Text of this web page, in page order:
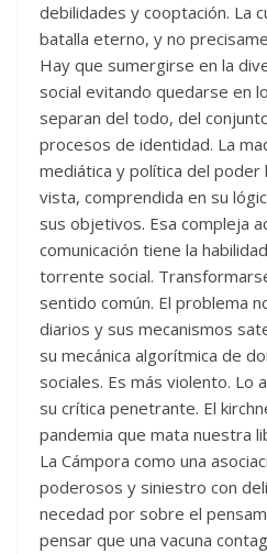
debilidades y cooptación. La
batalla eterno, y no
Hay que sumergirse en la
social evitando quedarse en
separan del todo, del
procesos de identidad. La
mediática y política del
vista, comprendida en su
sus objetivos. Esa compleja
comunicación tiene la
torrente social.
sentido común. El problema
diarios y sus mecanismos
su mecánica algorítmica de
sociales. Es más violento. Lo
su crítica penetrante. El
pandemia que mata nuestra
La Cámpora como una
poderosos y siniestro con
necedad por sobre el
pensar que una vacuna